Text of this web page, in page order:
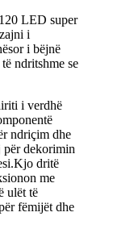
LED super
i
i bëjnë
ndritshme se
i verdhë
ndriçim dhe
dekorimin
dritë
me
ulët të
fëmijët dhe